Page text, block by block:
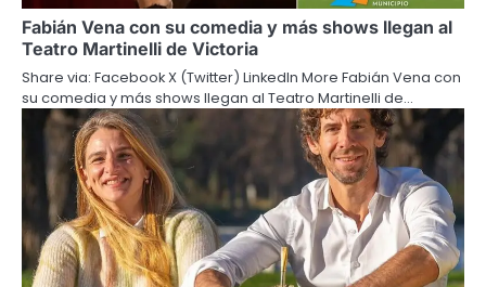
Fabián Vena con su comedia y más shows llegan al
Teatro Martinelli de Victoria
Share via: Facebook X (Twitter) LinkedIn More Fabián Vena con
su comedia y más shows llegan al Teatro Martinelli de…